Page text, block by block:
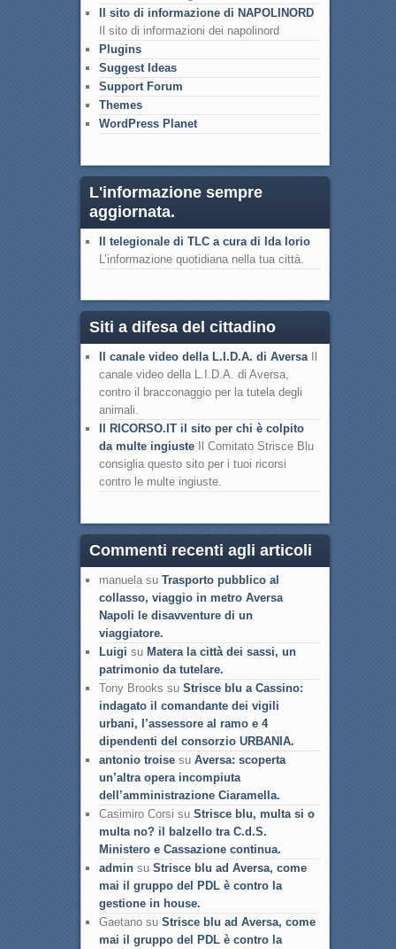
Il sito di informazione di NAPOLINORD
Il sito di informazioni dei napolinord
Plugins
Suggest Ideas
Support Forum
Themes
WordPress Planet
L'informazione sempre
aggiornata.
Il telegionale di TLC a cura di Ida Iorio
L’informazione quotidiana nella tua città.
Siti a difesa del cittadino
Il canale video della L.I.D.A. di AversaIl
canale video della L.I.D.A. di Aversa,
contro il bracconaggio per la tutela degli
animali.
Il RICORSO.IT il sito per chi è colpito
da multe ingiusteIl Comitato Strisce Blu
consiglia questo sito per i tuoi ricorsi
contro le multe ingiuste.
Commenti recenti agli articoli
manuela su Trasporto pubblico al
collasso, viaggio in metro Aversa
Napoli le disavventure di un
viaggiatore.
Luigi su Matera la città dei sassi, un
patrimonio da tutelare.
Tony Brooks su Strisce blu a Cassino:
indagato il comandante dei vigili
urbani, l’assessore al ramo e 4
dipendenti del consorzio URBANIA.
antonio troisesu Aversa: scoperta
un’altra opera incompiuta
dell’amministrazione Ciaramella.
Casimiro Corsi su Strisce blu, multa si o
multa no? il balzello tra C.d.S.
Ministero e Cassazione continua.
adminsu Strisce blu ad Aversa, come
mai il gruppo del PDL è contro la
gestione in house.
Gaetano su Strisce blu ad Aversa, come
mai il gruppo del PDL è contro la